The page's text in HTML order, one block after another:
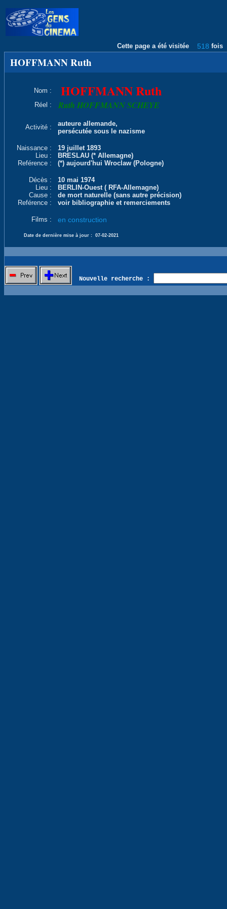
Cette page a été visitée 518 fois
HOFFMANN Ruth
Nom : HOFFMANN Ruth
Réel : Ruth HOFFMANN SCHEYE
Activité :
auteure allemande,
persécutée sous le nazisme
Naissance :
19 juillet 1893
Lieu :
BRESLAU (* Allemagne)
Reférence :
(*) aujourd'hui Wroclaw (Pologne)
Décès :
10 mai 1974
Lieu :
BERLIN-Ouest ( RFA-Allemagne)
Cause :
de mort naturelle (sans autre précision)
Reférence :
voir bibliographie et remerciements
Films : en construction
Date de dernière mise à jour : 07-02-2021
Nouvelle recherche :